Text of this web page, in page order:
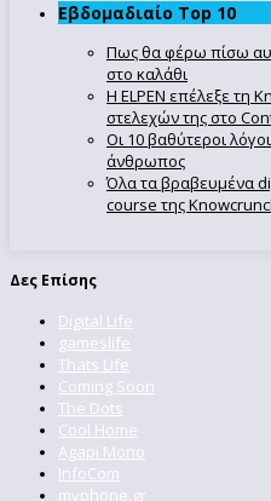
Εβδομαδιαίο Top 10
Πως θα φέρω πίσω
στο καλάθι
Η ELPEN επέλεξε τη
στελεχών της στο
Οι 10 βαθύτεροι
άνθρωπος
Όλα τα βραβευμένα
course της
Δες Επίσης
Digital Life
gameslife
Thats Life
Coming Soon
The Dots
Cool Home
Agapi Mono
InfoCom
myphone.gr